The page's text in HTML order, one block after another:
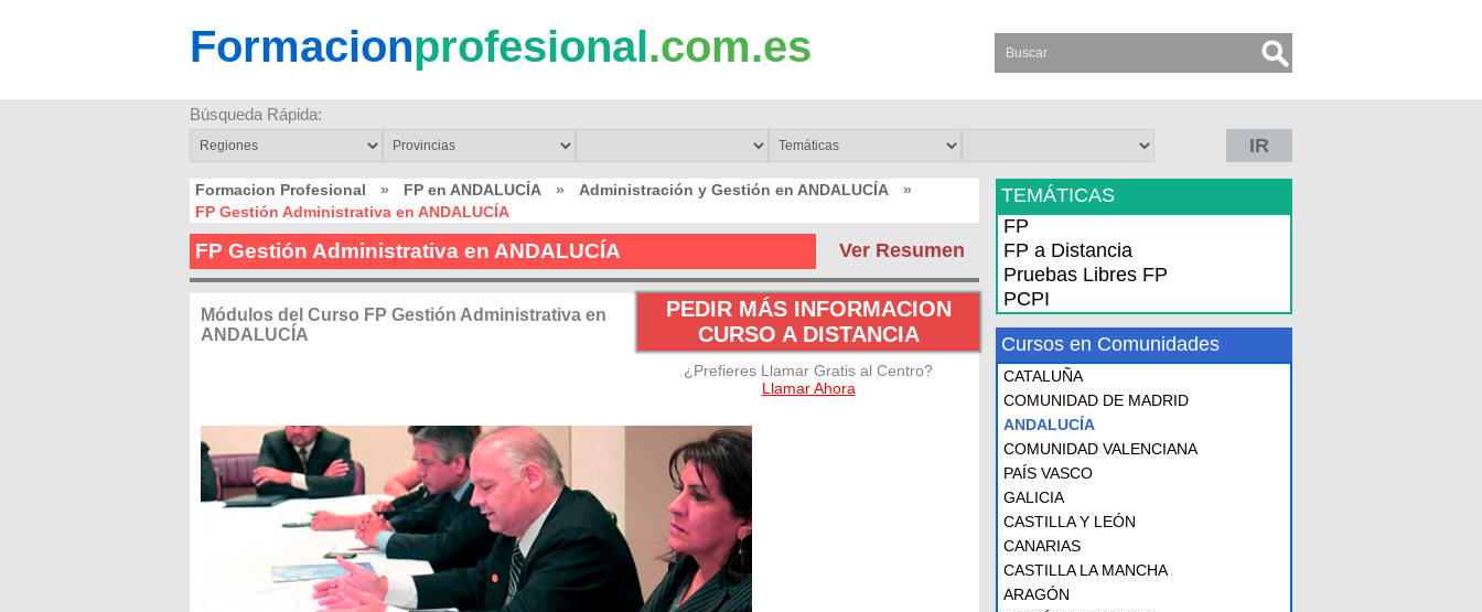
Formacionprofesional.com.es
Búsqueda Rápida:
IR
Formacion Profesional » FP en ANDALUCÍA » Administración y Gestión en ANDALUCÍA
»
FP Gestión Administrativa en ANDALUCÍA
Ver Resumen
FP Gestión Administrativa en ANDALUCÍA
PEDIR MÁS INFORMACION
CURSO A DISTANCIA
¿Prefieres Llamar Gratis al Centro?
Llamar Ahora
Módulos del Curso FP Gestión Administrativa en
ANDALUCÍA
TEMÁTICAS
FP
FP a Distancia
Pruebas Libres FP
PCPI
Cursos en Comunidades
CATALUÑA
COMUNIDAD DE MADRID
ANDALUCÍA
COMUNIDAD VALENCIANA
PAÍS VASCO
GALICIA
CASTILLA Y LEÓN
CANARIAS
CASTILLA LA MANCHA
ARAGÓN